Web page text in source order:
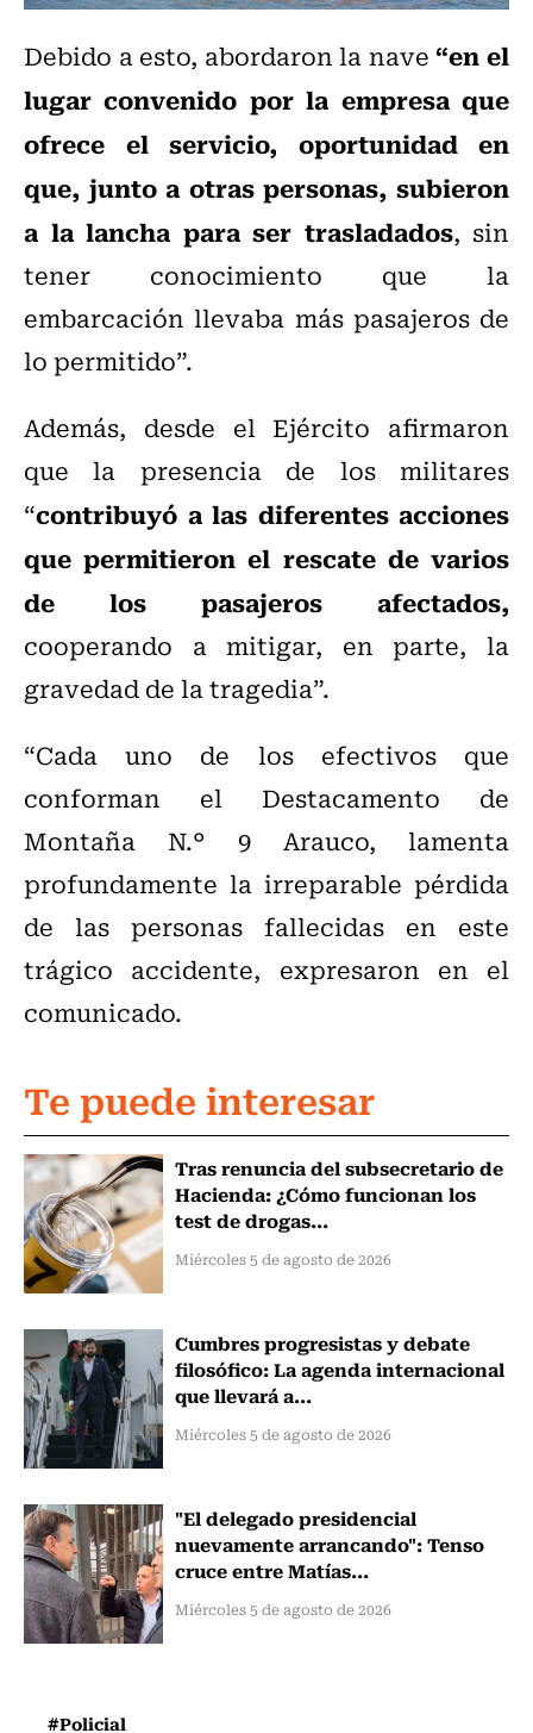
Debido a esto, abordaron la nave“en el
lugar convenido por la empresa que
ofrece el servicio, oportunidad en
que, junto a otras personas, subieron
a la lancha para ser trasladados, sin
tener conocimiento que la
embarcación llevaba más pasajeros de
lo permitido”.
Además, desde el Ejército afirmaron
que la presencia de los militares
“contribuyó a las diferentes acciones
que permitieron el rescate de varios
de los pasajeros afectados,
cooperando a mitigar, en parte, la
gravedad de la tragedia”.
“Cada uno de los efectivos que
conforman el Destacamento de
Montaña N.° 9 Arauco, lamenta
profundamente la irreparable pérdida
de las personas fallecidas en este
trágico accidente, expresaron en el
comunicado.
Te puede interesar
Tras renuncia del subsecretario de
Hacienda: ¿Cómo funcionan los
test de drogas...
Miércoles 5 de agosto de 2026
Cumbres progresistas y debate
filosófico: La agenda internacional
que llevará a...
Miércoles 5 de agosto de 2026
"El delegado presidencial
nuevamente arrancando": Tenso
cruce entre Matías...
Miércoles 5 de agosto de 2026
#Policial